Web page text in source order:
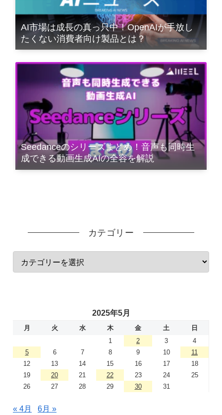
AI市場は成長の真っ只中！OpenAIが手放し
たくない消費者向け製品とは？
Seedanceのシリーズまとめ！音声も同時生
成できる動画生成AIの全容を解説
カテゴリー
2025年5月
月 火 水 木 金 土
日
1
2 3
4
5
6 7 8 9 10
11
12
13 14 15 16 17
18
19
20 21 22 23 24
25
26
27 28 29 30 31
« 4月 6月 »